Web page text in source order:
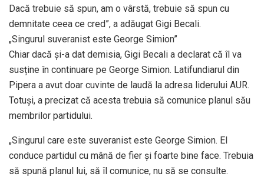
Dacă trebuie să spun, am o vârstă, trebuie să spun cu
demnitate ceea ce cred”, a adăugat Gigi Becali.
„Singurul suveranist este George Simion”
Chiar dacă și-a dat demisia, Gigi Becali a declarat că îl va
susține în continuare pe George Simion. Latifundiarul din
Pipera a avut doar cuvinte de laudă la adresa liderului AUR.
Totuși, a precizat că acesta trebuia să comunice planul său
membrilor partidului.
„Singurul care este suveranist este George Simion. El
conduce partidul cu mână de fier și foarte bine face. Trebuia
să spună planul lui, să îl comunice, nu să se consulte.